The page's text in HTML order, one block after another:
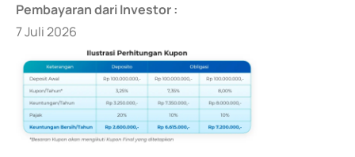
Pembayaran dari Investor :
7 Juli 2026